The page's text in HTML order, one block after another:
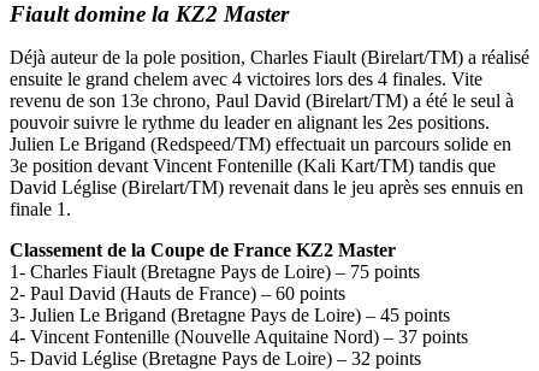
Fiault domine la KZ2 Master
Déjà auteur de la pole position, Charles Fiault (Birelart/TM) a réalisé
ensuite le grand chelem avec 4 victoires lors des 4 finales. Vite
revenu de son 13e chrono, Paul David (Birelart/TM) a été le seul à
pouvoir suivre le rythme du leader en alignant les 2es positions.
Julien Le Brigand (Redspeed/TM) effectuait un parcours solide en
3e position devant Vincent Fontenille (Kali Kart/TM) tandis que
David Léglise (Birelart/TM) revenait dans le jeu après ses ennuis en
finale 1.
Classement de la Coupe de France KZ2 Master
1- Charles Fiault (Bretagne Pays de Loire) – 75 points
2- Paul David (Hauts de France) – 60 points
3- Julien Le Brigand (Bretagne Pays de Loire) – 45 points
4- Vincent Fontenille (Nouvelle Aquitaine Nord) – 37 points
5- David Léglise (Bretagne Pays de Loire) – 32 points